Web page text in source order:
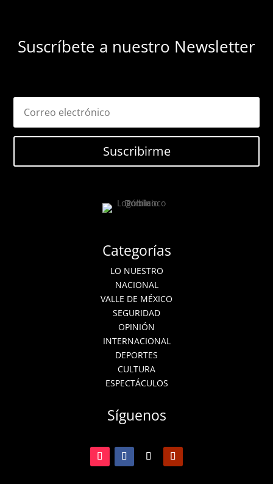
Suscríbete a nuestro Newsletter
Suscribirme
Categorías
LO NUESTRO
NACIONAL
VALLE DE MÉXICO
SEGURIDAD
OPINIÓN
INTERNACIONAL
DEPORTES
CULTURA
ESPECTÁCULOS
Síguenos